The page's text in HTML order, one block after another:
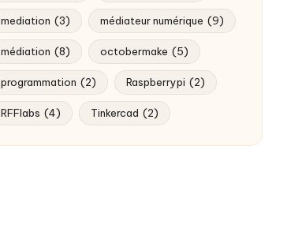
mediation (3) médiateur numérique (9)
médiation (8) octobermake (5)
programmation (2) Raspberrypi (2)
RFFlabs (4) Tinkercad (2)